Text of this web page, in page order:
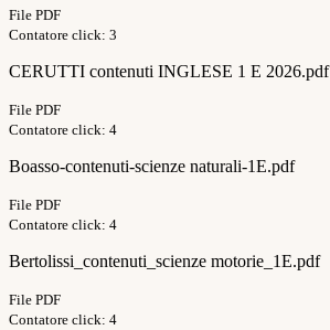
File PDF
Contatore click: 3
CERUTTI contenuti INGLESE 1 E 2026.pdf
File PDF
Contatore click: 4
Boasso-contenuti-scienze naturali-1E.pdf
File PDF
Contatore click: 4
Bertolissi_contenuti_scienze motorie_1E.pdf
File PDF
Contatore click: 4